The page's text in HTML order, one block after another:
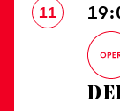
11